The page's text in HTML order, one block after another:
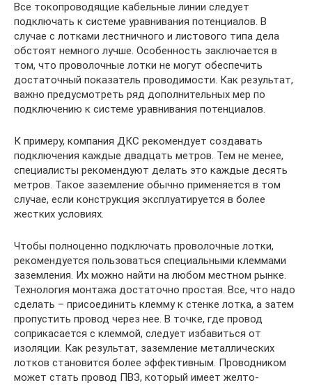
Все токопроводящие кабельные линии следует
подключать к системе уравнивания потенциалов. В
случае с лотками лестничного и листового типа дела
обстоят немного лучше. Особенность заключается в
том, что проволочные лотки не могут обеспечить
достаточный показатель проводимости. Как результат,
важно предусмотреть ряд дополнительных мер по
подключению к системе уравнивания потенциалов.
К примеру, компания ДКС рекомендует создавать
подключения каждые двадцать метров. Тем не менее,
специалисты рекомендуют делать это каждые десять
метров. Такое заземление обычно применяется в том
случае, если конструкция эксплуатируется в более
жестких условиях.
Чтобы полноценно подключать проволочные лотки,
рекомендуется пользоваться специальными клеммами
заземления. Их можно найти на любом местном рынке.
Технология монтажа достаточно простая. Все, что надо
сделать – присоединить клемму к стенке лотка, а затем
пропустить провод через нее. В точке, где провод
соприкасается с клеммой, следует избавиться от
изоляции. Как результат, заземление металлических
лотков становится более эффективным. Проводником
может стать провод ПВЗ, который имеет желто-